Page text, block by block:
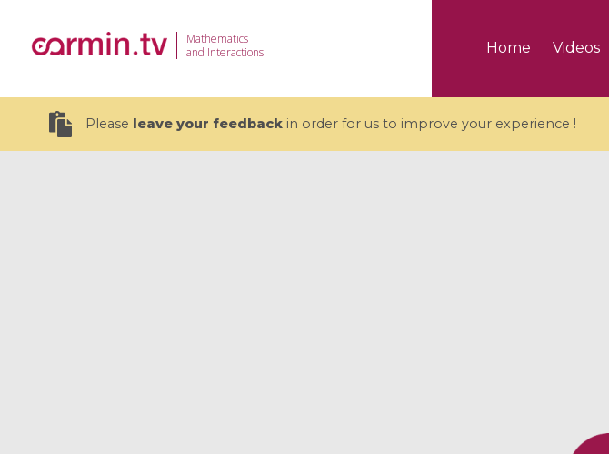
Mathematics
and Interactions
Home Videos
Please leave your feedbackin order for us to improve your experience !